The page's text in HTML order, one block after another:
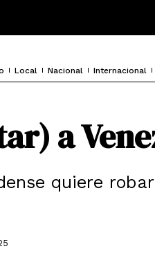
Local Nacional Internacional
a
quiere